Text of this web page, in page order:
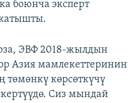
боюнча эксперт
ЭВФ 2018-жылдын
Азия мамлекеттеринин
көрсөткүчү
Сиз мындай